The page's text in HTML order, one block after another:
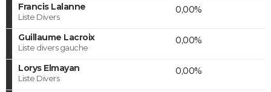
Francis Lalanne
Liste Divers
0,00%
Guillaume Lacroix
Liste divers gauche
0,00%
Lorys Elmayan
Liste Divers
0,00%